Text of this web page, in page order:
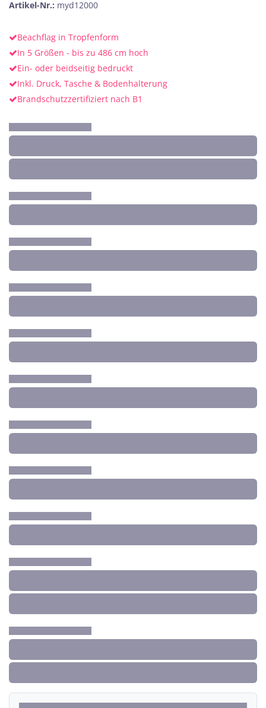
Artikel-Nr.: myd12000
Beachflag in Tropfenform
In 5 Größen - bis zu 486 cm hoch
Ein- oder beidseitig bedruckt
Inkl. Druck, Tasche & Bodenhalterung
Brandschutzzertifiziert nach B1